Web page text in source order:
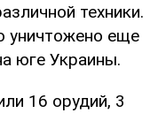
техники.
уничтожено еще
юге Украины.
16 орудий, 3